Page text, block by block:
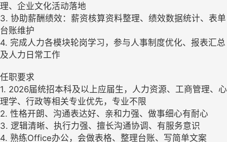
理、企业文化活动落地
3. 协助薪酬绩效：薪资核算资料整理、绩效数据统计、表单
台账维护
4. 完成人力各模块轮岗学习，参与人事制度优化、报表汇总
及人力日常工作
任职要求
1. 2026届统招本科及以上应届生，人力资源、工商管理、心
理学、行政等相关专业优先，专业不限
2. 性格开朗、沟通表达好、亲和力强、做事细心有耐心
3. 逻辑清晰、执行力强、擅长沟通协调、有服务意识
4. 熟练Office办公，会做表格、整理台账、写简单文案